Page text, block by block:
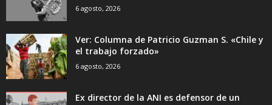
6 agosto, 2026
Ver: Columna de Patricio Guzman S. «Chile y
el trabajo forzado»
6 agosto, 2026
Ex director de la ANI es defensor de un